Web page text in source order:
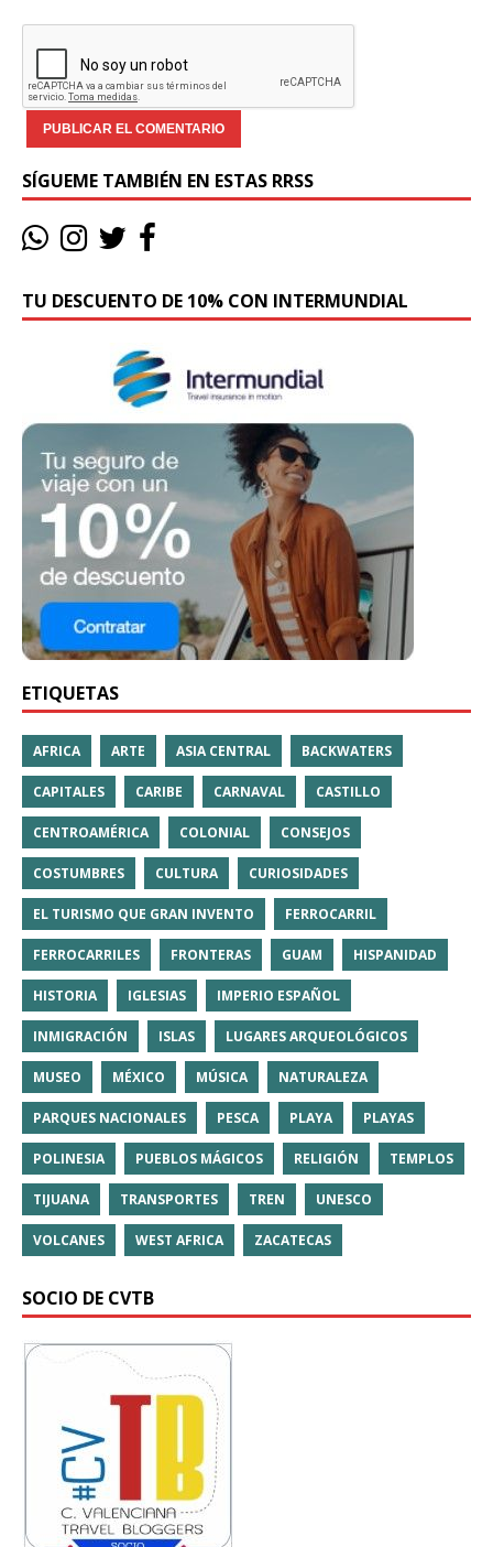
SÍGUEME TAMBIÉN EN ESTAS RRSS
TU DESCUENTO DE 10% CON INTERMUNDIAL
ETIQUETAS
AFRICA ARTE ASIA CENTRAL BACKWATERS
CAPITALES CARIBE CARNAVAL CASTILLO
CENTROAMÉRICA COLONIAL CONSEJOS
COSTUMBRES CULTURA CURIOSIDADES
EL TURISMO QUE GRAN INVENTO FERROCARRIL
FERROCARRILES FRONTERAS GUAM HISPANIDAD
HISTORIA IGLESIAS IMPERIO ESPAÑOL
INMIGRACIÓN ISLAS LUGARES ARQUEOLÓGICOS
MUSEO MÉXICO MÚSICA NATURALEZA
PARQUES NACIONALES PESCA PLAYA PLAYAS
POLINESIA PUEBLOS MÁGICOS RELIGIÓN TEMPLOS
TIJUANA TRANSPORTES TREN UNESCO
VOLCANES WEST AFRICA ZACATECAS
SOCIO DE CVTB